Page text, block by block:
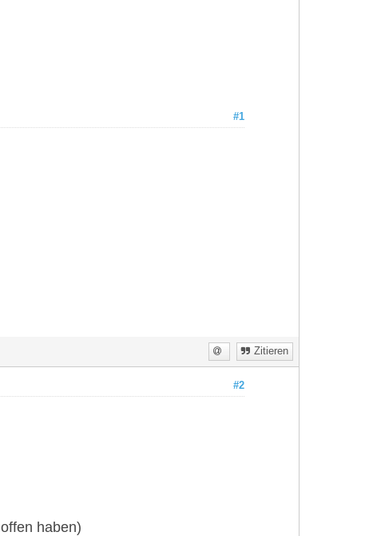
#1
Zitieren
#2
haben)